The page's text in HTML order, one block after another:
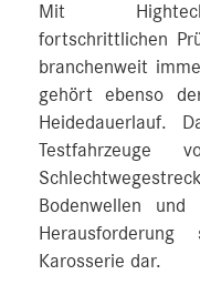
Mit
fortschrittlichen
branchenweit
gehört ebenso
Heidedauerlauf.
Testfahrzeuge
Bodenwellen
Karosserie dar.